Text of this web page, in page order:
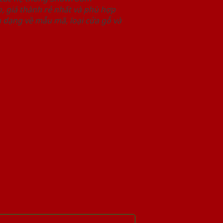
giá thành rẻ nhất và phù hợp
về mẫu mã, loại cửa gỗ và